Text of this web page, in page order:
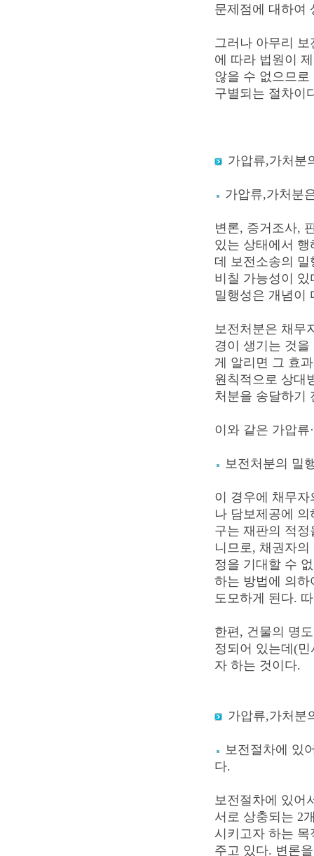
문제점에 대하여
그러나 아무리
에 따라 법원이
않을 수 없으므
구별되는 절차이
가압류,가처분
가압류,가처분
변론, 증거조사,
있는 상태에서
데 보전소송의
비칠 가능성이
밀행성은 개념이
보전처분은 채무
경이 생기는 것
게 알리면 그 효
원칙적으로 상대
처분을 송달하기
이와 같은 가압류
보전처분의 밀
이 경우에 채무
나 담보제공에
구는 재판의 적
니므로, 채권자
정을 기대할 수
하는 방법에 의
도모하게 된다.
한편, 건물의 명
정되어 있는데(
자 하는 것이다.
가압류,가처분
보전절차에 있
다.
보전절차에 있어
서로 상충되는 2
시키고자 하는
주고 있다. 변론